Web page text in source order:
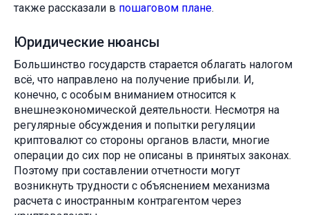
также рассказали в пошаговом плане.
Юридические нюансы
Большинство государств старается облагать налогом
всё, что направлено на получение прибыли. И,
конечно, с особым вниманием относится к
внешнеэкономической деятельности. Несмотря на
регулярные обсуждения и попытки регуляции
криптовалют со стороны органов власти, многие
операции до сих пор не описаны в принятых законах.
Поэтому при составлении отчетности могут
возникнуть трудности с объяснением механизма
расчета с иностранным контрагентом через